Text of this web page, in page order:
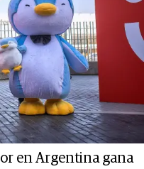
en Argentina gana